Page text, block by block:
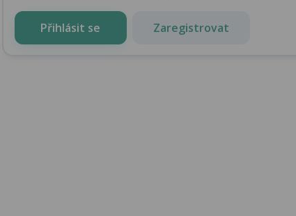
Přihlásit se Zaregistrovat